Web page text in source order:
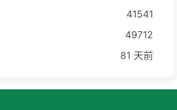
41541
49712
81 天前